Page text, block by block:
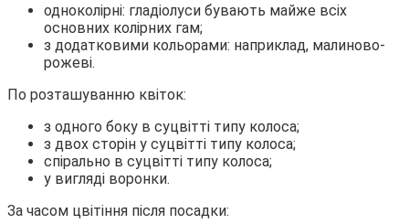
одноколірні: гладіолуси бувають майже всіх
основних колірних гам;
з додатковими кольорами: наприклад, малиново-
рожеві.
По розташуванню квіток:
з одного боку в суцвітті типу колоса;
з двох сторін у суцвітті типу колоса;
спірально в суцвітті типу колоса;
у вигляді воронки.
За часом цвітіння після посадки: